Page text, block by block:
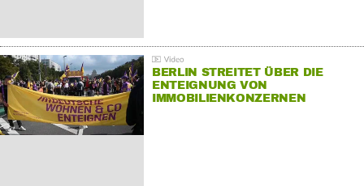
BERLIN STREITET ÜBER DIE
ENTEIGNUNG VON
IMMOBILIENKONZERNEN